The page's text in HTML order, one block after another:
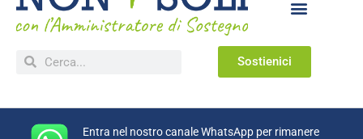
Sostienici
Entra nel nostro canale WhatsApp per rimanere